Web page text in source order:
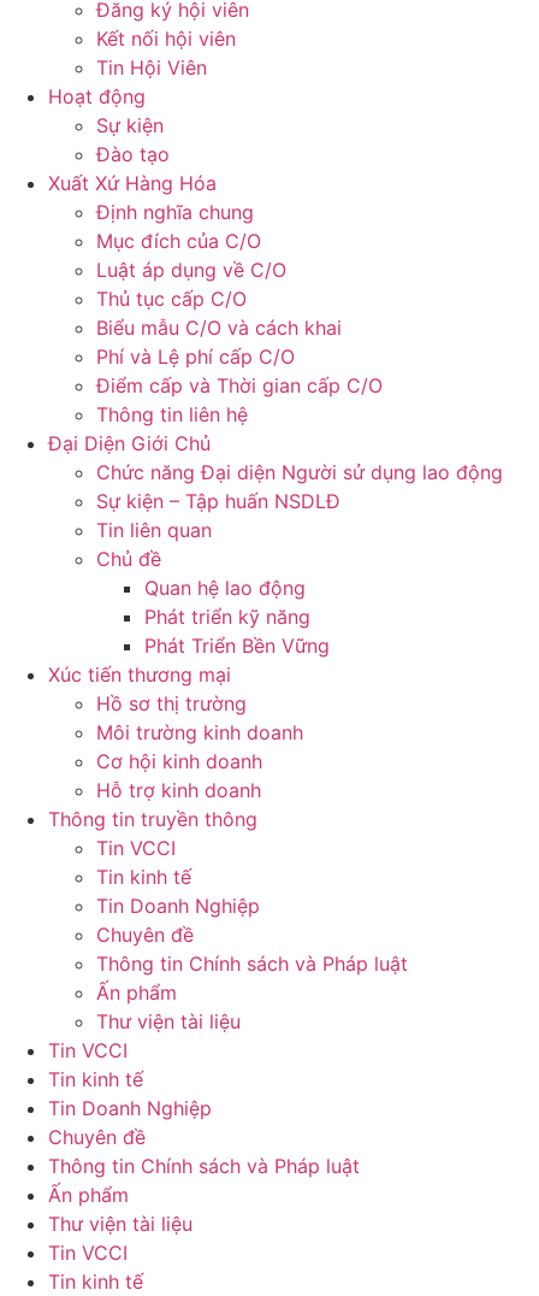
Đăng ký hội viên
Kết nối hội viên
Tin Hội Viên
Hoạt động
Sự kiện
Đào tạo
Xuất Xứ Hàng Hóa
Định nghĩa chung
Mục đích của C/O
Luật áp dụng về C/O
Thủ tục cấp C/O
Biểu mẫu C/O và cách khai
Phí và Lệ phí cấp C/O
Điểm cấp và Thời gian cấp C/O
Thông tin liên hệ
Đại Diện Giới Chủ
Chức năng Đại diện Người sử dụng lao động
Sự kiện – Tập huấn NSDLĐ
Tin liên quan
Chủ đề
Quan hệ lao động
Phát triển kỹ năng
Phát Triển Bền Vững
Xúc tiến thương mại
Hồ sơ thị trường
Môi trường kinh doanh
Cơ hội kinh doanh
Hỗ trợ kinh doanh
Thông tin truyền thông
Tin VCCI
Tin kinh tế
Tin Doanh Nghiệp
Chuyên đề
Thông tin Chính sách và Pháp luật
Ấn phẩm
Thư viện tài liệu
Tin VCCI
Tin kinh tế
Tin Doanh Nghiệp
Chuyên đề
Thông tin Chính sách và Pháp luật
Ấn phẩm
Thư viện tài liệu
Tin VCCI
Tin kinh tế